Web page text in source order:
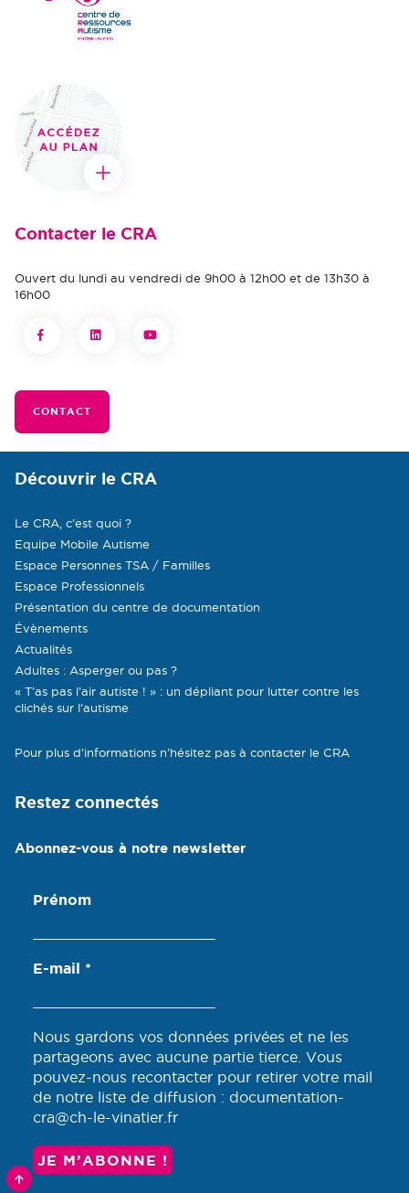
Contacter le CRA
Ouvert du lundi au vendredi de 9h00 à 12h00 et de 13h30 à
16h00
CONTACT
Découvrir le CRA
Le CRA, c’est quoi ?
Equipe Mobile Autisme
Espace Personnes TSA / Familles
Espace Professionnels
Présentation du centre de documentation
Évènements
Actualités
Adultes : Asperger ou pas ?
« T’as pas l’air autiste ! » : un dépliant pour lutter contre les
clichés sur l’autisme
Pour plus d’informations n’hésitez pas à contacter le CRA
Restez connectés
Abonnez-vous à notre newsletter
Prénom
E-mail *
Nous gardons vos données privées et ne les
partageons avec aucune partie tierce. Vous
pouvez-nous recontacter pour retirer votre mail
de notre liste de diffusion : documentation-
cra@ch-le-vinatier.fr
RETOURNER
VERS